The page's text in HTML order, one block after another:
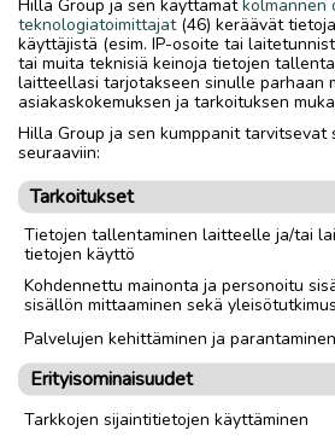
pystyssä enää kuin tämä ja
Ranualla. Rantaan noussut
alun perin arkkitehdin
hyvin erilainen. Sitten
Tervaniemiesitti oman
uusi ja vanha rakennus eivät
ulkonäöltään ja
toisistaan. Tämä oli
mielessä, että nyt nämä
riitele keskenään. Vaikka
moderni ja toinen vanha, niin
pohjoisesta ajaa sillan yli
uusi talo näyttää siltä, että
aina.
teknologiatoimittajat(46) keräävät
käyttäjistä (esim. IP-osoite tai
tai muita teknisiä keinoja tietojen
laitteellasi tarjotakseen sinulle parhaan
asiakaskokemuksen ja tarkoituksen
Hilla Group ja sen kumppanit tarvitsevat
seuraaviin:
Tarkoitukset
Tietojen tallentaminen laitteelle ja/tai
tietojen käyttö
Kohdennettu mainonta ja personoitu
sisällön mittaaminen sekä yleisötutkimus
Palvelujen kehittäminen ja parantaminen
Erityisominaisuudet
Tarkkojen sijaintitietojen käyttäminen